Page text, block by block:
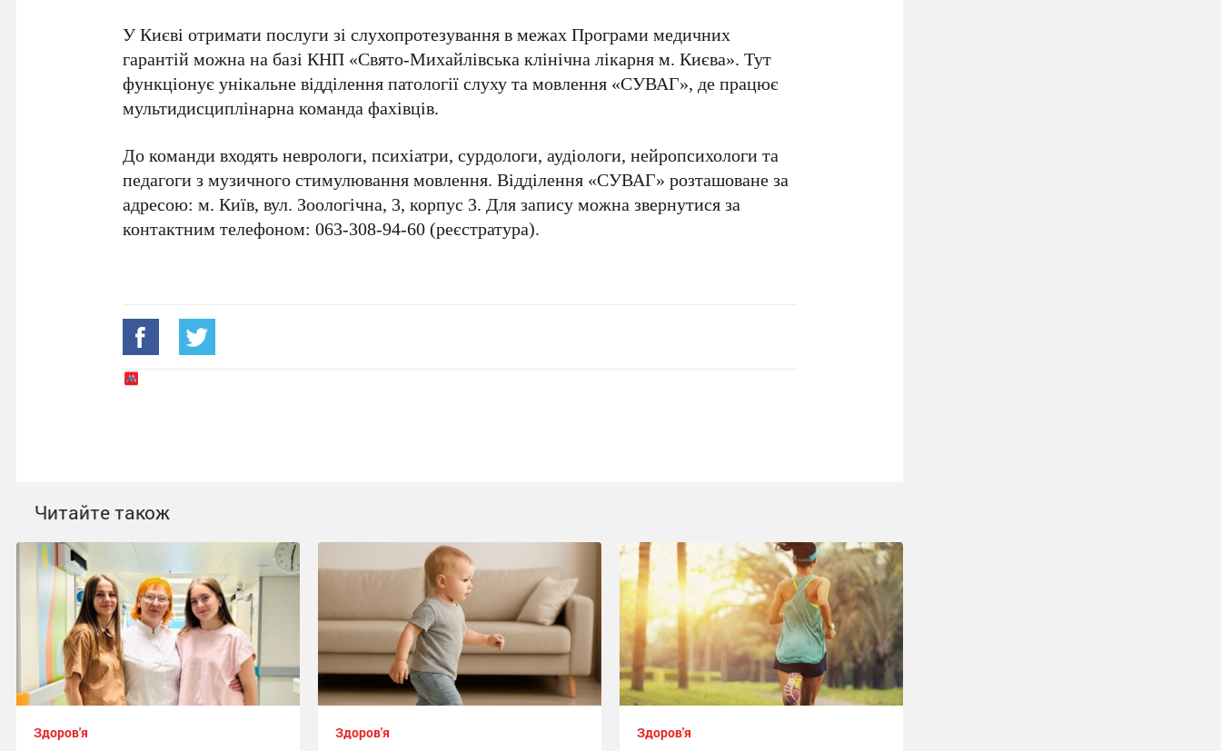
УКиєві отримати послуги зі слухопротезування в межах Програми медичних
гарантій можна на базіКНП «Свято-Михайлівська клінічна лікарня м. Києва». Тут
функціонує унікальне відділення патології слуху та мовлення «СУВАГ», де працює
мультидисциплінарна команда фахівців.
До команди входять неврологи, психіатри, сурдологи, аудіологи, нейропсихологи та
педагоги з музичного стимулювання мовлення. Відділення «СУВАГ» розташоване за
адресою:м. Київ, вул. Зоологічна, 3, корпус 3. Для запису можна звернутися за
контактним телефоном:063-308-94-60 (реєстратура).
Читайте також
Здоров'я Здоров'я Здоров'я